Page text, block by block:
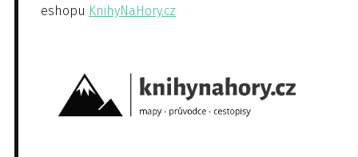
eshopu KnihyNaHory.cz